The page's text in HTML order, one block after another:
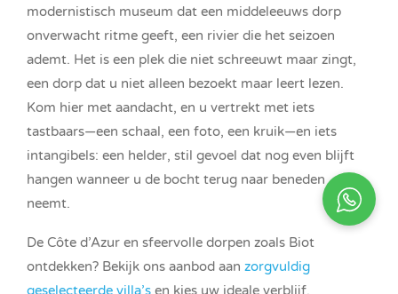
modernistisch museum dat een middeleeuws dorp
onverwacht ritme geeft, een rivier die het seizoen
ademt. Het is een plek die niet schreeuwt maar zingt,
een dorp dat u niet alleen bezoekt maar leert lezen.
Kom hier met aandacht, en u vertrekt met iets
tastbaars—een schaal, een foto, een kruik—en iets
intangibels: een helder, stil gevoel dat nog even blijft
hangen wanneer u de bocht terug naar beneden
neemt.
De Côte d’Azur en sfeervolle dorpen zoals Biot
ontdekken? Bekijk ons aanbod aan zorgvuldig
geselecteerde villa’s en kies uw ideale verblijf.